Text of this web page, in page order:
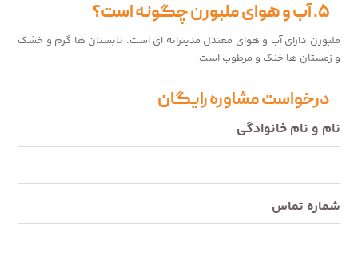
۵. آب و هوای ملبورن چگونه است؟
ملبورن دارای آب و هوای معتدل مدیترانه ای است. تابستان ها گرم و خشک
و زمستان ها خنک و مرطوب است.
درخواست مشاوره رایگان
نام و نام خانوادگی
شماره تماس